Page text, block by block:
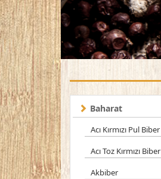
Baharat
Acı Kırmızı Pul Biber
Acı Toz Kırmızı Biber
Akbiber